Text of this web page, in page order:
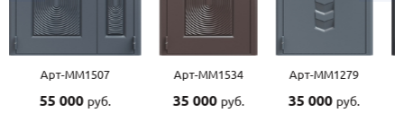
Арт-ММ1507
55 000 руб.
Арт-ММ1534
35 000 руб.
Арт-ММ1279
35 000 руб.